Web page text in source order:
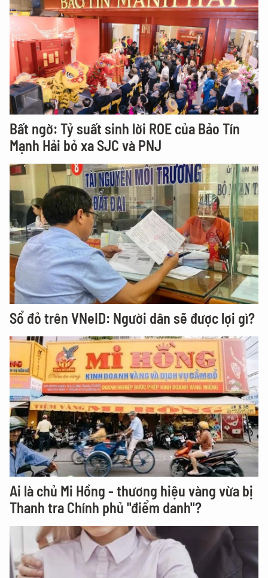
Bất ngờ: Tỷ suất sinh lời ROE của Bảo Tín
Mạnh Hải bỏ xa SJC và PNJ
Sổ đỏ trên VNeID: Người dân sẽ được lợi gì?
Ai là chủ Mi Hồng - thương hiệu vàng vừa bị
Thanh tra Chính phủ "điểm danh"?